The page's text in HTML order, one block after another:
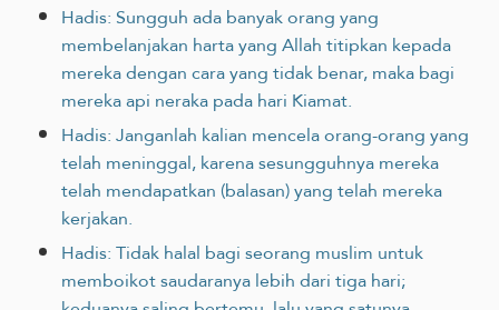
Hadis: Sungguh ada banyak orang yang
membelanjakan harta yang Allah ‎titipkan kepada
mereka dengan cara yang tidak benar, maka bagi
mereka api neraka pada hari Kiamat.‎
Hadis: Janganlah kalian mencela orang-orang yang
telah meninggal, karena sesungguhnya mereka
telah mendapatkan (balasan) yang telah mereka
kerjakan.
Hadis: Tidak halal bagi seorang muslim untuk
memboikot saudaranya lebih dari tiga hari;